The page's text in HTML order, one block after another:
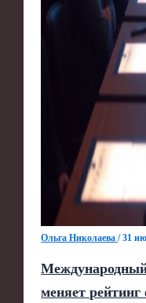
Ольга Николаева/31
меняет рейтинг